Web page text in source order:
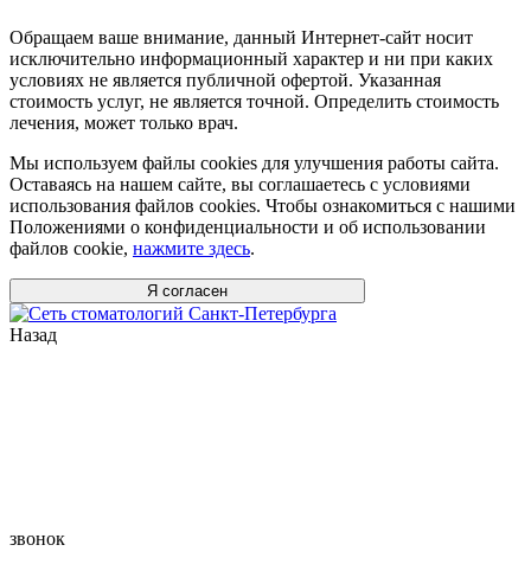
Обращаем ваше внимание, данный Интернет-сайт носит
исключительно информационный характер и ни при каких
условиях не является публичной офертой. Указанная
стоимость услуг, не является точной. Определить стоимость
лечения, может только врач.
Мы используем файлы cookies для улучшения работы сайта.
Оставаясь на нашем сайте, вы соглашаетесь с условиями
использования файлов cookies. Чтобы ознакомиться с нашими
Положениями о конфиденциальности и об использовании
файлов cookie, нажмите здесь.
Я согласен
Назад
звонок